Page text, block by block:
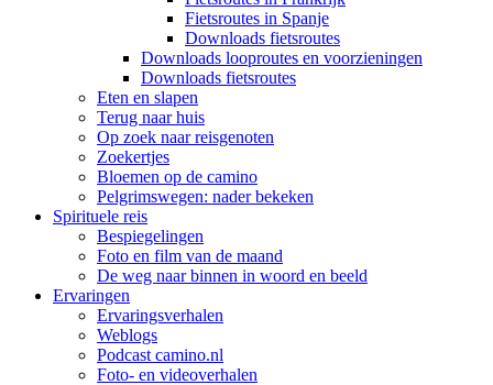
Fietsroutes in Spanje
Downloads fietsroutes
Downloads looproutes en voorzieningen
Downloads fietsroutes
Eten en slapen
Terug naar huis
Op zoek naar reisgenoten
Zoekertjes
Bloemen op de camino
Pelgrimswegen: nader bekeken
Spirituele reis
Bespiegelingen
Foto en film van de maand
De weg naar binnen in woord en beeld
Ervaringen
Ervaringsverhalen
Weblogs
Podcast camino.nl
Foto- en videoverhalen